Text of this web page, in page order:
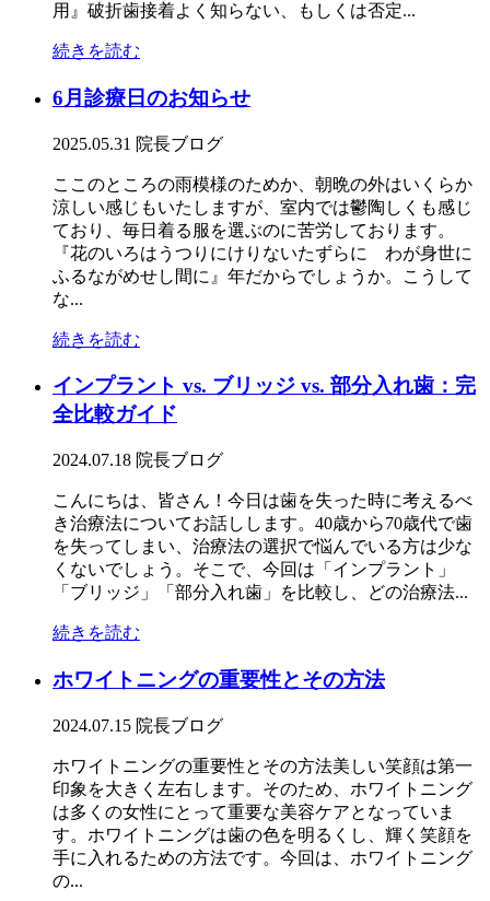
用』破折歯接着よく知らない、もしくは否定...
続きを読む
6月診療日のお知らせ
2025.05.31 院長ブログ
ここのところの雨模様のためか、朝晩の外はいくらか
涼しい感じもいたしますが、室内では鬱陶しくも感じ
ており、毎日着る服を選ぶのに苦労しております。
『花のいろはうつりにけりないたずらに わが身世に
ふるながめせし間に』年だからでしょうか。こうして
な...
続きを読む
インプラント vs. ブリッジ vs. 部分入れ歯：完
全比較ガイド
2024.07.18 院長ブログ
こんにちは、皆さん！今日は歯を失った時に考えるべ
き治療法についてお話しします。40歳から70歳代で歯
を失ってしまい、治療法の選択で悩んでいる方は少な
くないでしょう。そこで、今回は「インプラント」
「ブリッジ」「部分入れ歯」を比較し、どの治療法...
続きを読む
ホワイトニングの重要性とその方法
2024.07.15 院長ブログ
ホワイトニングの重要性とその方法美しい笑顔は第一
印象を大きく左右します。そのため、ホワイトニング
は多くの女性にとって重要な美容ケアとなっていま
す。ホワイトニングは歯の色を明るくし、輝く笑顔を
手に入れるための方法です。今回は、ホワイトニング
の...